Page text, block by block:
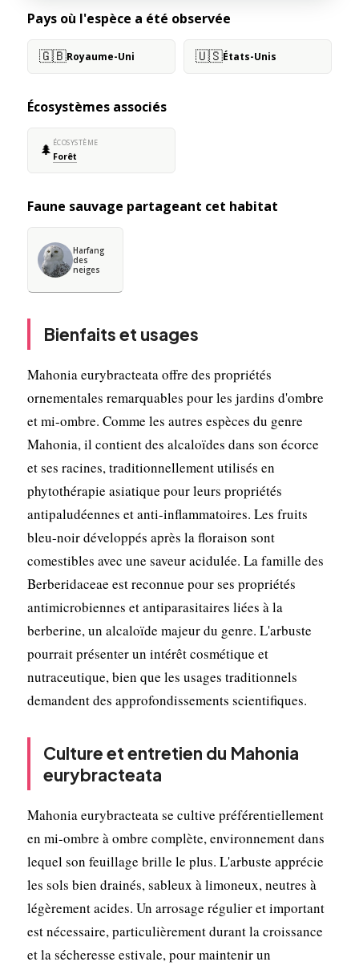
Pays où l'espèce a été observée
🇬🇧Royaume-Uni 🇺🇸États-Unis
Écosystèmes associés
🌲 ÉCOSYSTÈME
Forêt
Faune sauvage partageant cet habitat
Harfang
des
neiges
Bienfaits et usages
Mahonia eurybracteata offre des propriétés
ornementales remarquables pour les jardins d'ombre
et mi-ombre. Comme les autres espèces du genre
Mahonia, il contient des alcaloïdes dans son écorce
et ses racines, traditionnellement utilisés en
phytothérapie asiatique pour leurs propriétés
antipaludéennes et anti-inflammatoires. Les fruits
bleu-noir développés après la floraison sont
comestibles avec une saveur acidulée. La famille des
Berberidaceae est reconnue pour ses propriétés
antimicrobiennes et antiparasitaires liées à la
berberine, un alcaloïde majeur du genre. L'arbuste
pourrait présenter un intérêt cosmétique et
nutraceutique, bien que les usages traditionnels
demandent des approfondissements scientifiques.
Culture et entretien du Mahonia
eurybracteata
Mahonia eurybracteata se cultive préférentiellement
en mi-ombre à ombre complète, environnement dans
lequel son feuillage brille le plus. L'arbuste apprécie
les sols bien drainés, sableux à limoneux, neutres à
légèrement acides. Un arrosage régulier et important
est nécessaire, particulièrement durant la croissance
et la sécheresse estivale, pour maintenir un